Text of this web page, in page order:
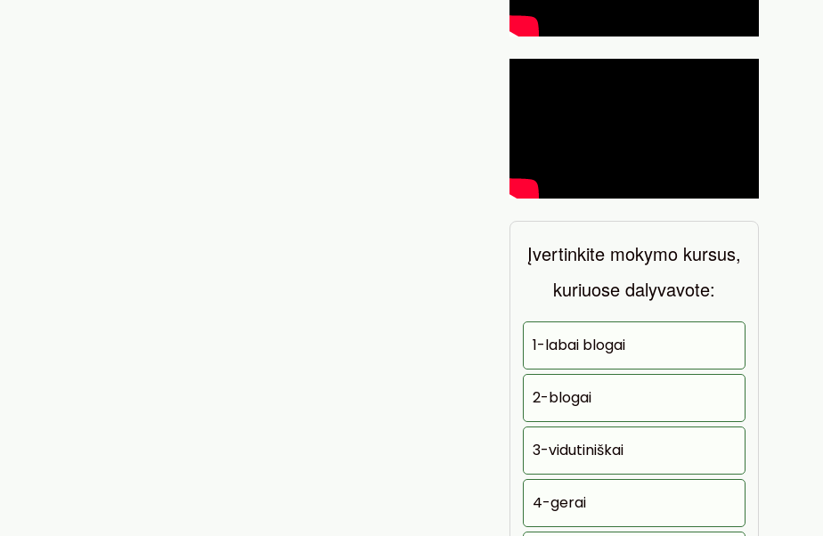
Įvertinkite mokymo kursus,
kuriuose dalyvavote:
1-labai blogai
2-blogai
3-vidutiniškai
4-gerai